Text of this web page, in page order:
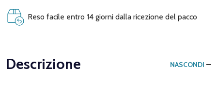
Reso facile entro 14 giorni dalla ricezione del pacco
Descrizione NASCONDI